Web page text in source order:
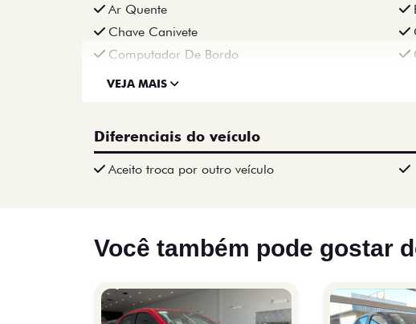
Ar Quente
Chave Canivete
Computador De Bordo
VEJA MAIS
Diferenciais do veículo
Aceito troca por outro veículo
Você também pode gostar